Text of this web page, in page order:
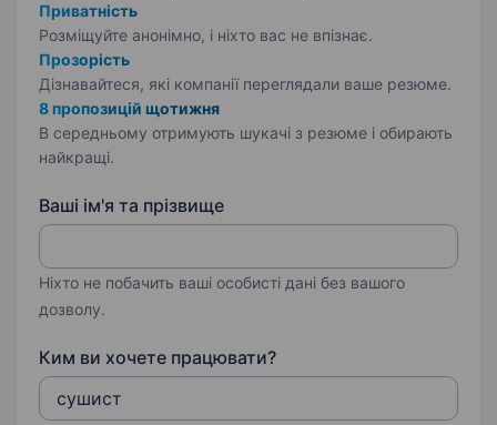
Приватність
Розміщуйте анонімно, і ніхто вас не впізнає.
Прозорість
Дізнавайтеся, які компанії переглядали ваше резюме.
8 пропозицій щотижня
В середньому отримують шукачі з резюме і обирають
найкращі.
Ваші ім'я та прізвище
Ніхто не побачить ваші особисті дані без вашого
дозволу.
Ким ви хочете працювати?